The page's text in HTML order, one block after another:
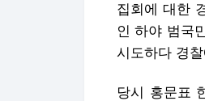
집회에 대한
인 하야 범국
시도하다 경
당시 홍문표